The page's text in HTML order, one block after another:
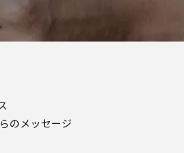
のメッセージ